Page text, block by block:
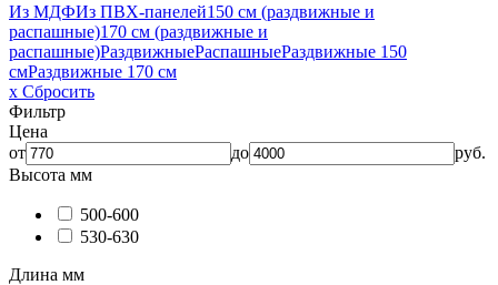
Из МДФИз ПВХ-панелей150 см (раздвижные и
распашные)170 см (раздвижные и
распашные)РаздвижныеРаспашныеРаздвижные 150
смРаздвижные 170 см
x Сбросить
Фильтр
Цена
от
до
руб.
Высота мм
500-600
530-630
Длина мм